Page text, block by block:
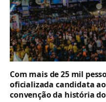
Com mais de 25 mil
oficializada candidata
convenção da história